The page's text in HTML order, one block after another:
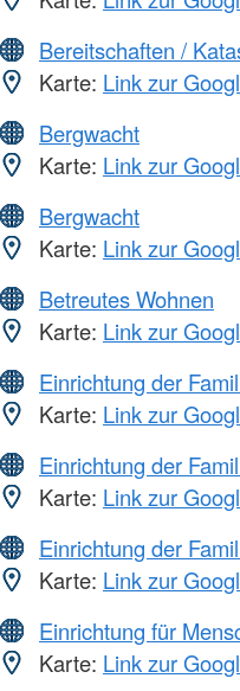
Bereitschaften /
Karte: Link zur
Bergwacht
Karte: Link zur
Bergwacht
Karte: Link zur
Betreutes Wohnen
Karte: Link zur
Einrichtung der
Karte: Link zur
Einrichtung der
Karte: Link zur
Einrichtung der
Karte: Link zur
Einrichtung für
Karte: Link zur